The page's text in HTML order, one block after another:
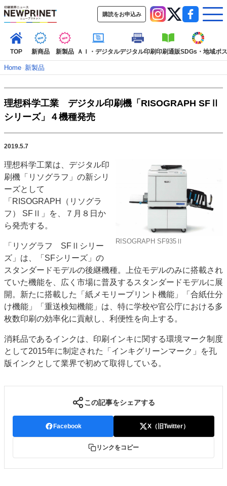
購読をお申込み
TOP 新商品 新製品 ＡＩ・デジタルデジタル印刷印刷通販SDGs・地域ポ
TOP
新着記事 特集記事
インタビュー
コレクション
SDGs・地域
ポストプレス ビジネス イベント 信用情報
市場・統計
特集記事カテゴリー一覧
2022 見える化・MIS特集
特集・デジタル印刷 アイデアで勝負！ ～多様なビジネス・多彩な商材～
特集・デジタル印刷 ～ 新成長軌道を描く
案内
発刊案内
JFPI印刷用語集 印刷機材年鑑
運営
会社案内
購読・購入申し込み
サイトポリシー
お問い合わせ
Home–新製品
理想科学工業 デジタル印刷機「RISOGRAPH SFⅡ
シリーズ」４機種発売
2019.5.7
RISOGRAPH SF935Ⅱ
理想科学工業は、デジタル印
刷機「リソグラフ」の新シリ
ーズとして
「RISOGRAPH（リソグラ
フ） SFⅡ」を、７月８日か
ら発売する。
「リソグラフ SFⅡシリー
ズ」は、「SFシリーズ」の
スタンダードモデルの後継機種。上位モデルのみに搭載され
ていた機能を、広く市場に普及するスタンダードモデルに展
開。新たに搭載した「紙メモリープリント機能」「合紙仕分
け機能」「重送検知機能」は、特に学校や官公庁における多
枚数印刷の効率化に貢献し、利便性を向上する。
消耗品であるインクは、印刷インキに関する環境マーク制度
として2015年に制定された「インキグリーンマーク」を孔
版インクとして業界で初めて取得している。
この記事をシェアする
Facebook X（旧Twitter）
リンクをコピー